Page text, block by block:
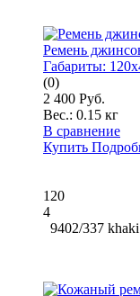
Ремень
Габариты:
(0)
2 400 Руб.
Вес.: 0.15 кг
В сравнение
Купить
120
4
9402/337 khaki